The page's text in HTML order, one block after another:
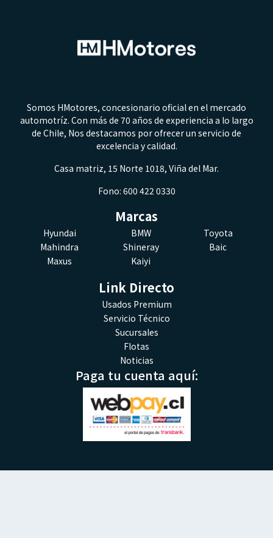
Somos HMotores, concesionario oficial en el mercado
automotríz. Con más de 70 años de experiencia a lo largo
de Chile, Nos destacamos por ofrecer un servicio de
excelencia y calidad.
Casa matriz, 15 Norte 1018, Viña del Mar.
Fono: 600 422 0330
Marcas
Hyundai BMW
Toyota
Mahindra
Shineray
Baic
Maxus
Kaiyi
Link Directo
Usados Premium
Servicio Técnico
Sucursales
Flotas
Noticias
Paga tu cuenta aquí: